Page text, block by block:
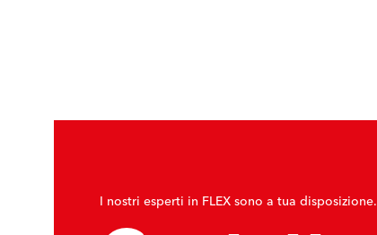
I nostri esperti in FLEX sono a tua disposizione.